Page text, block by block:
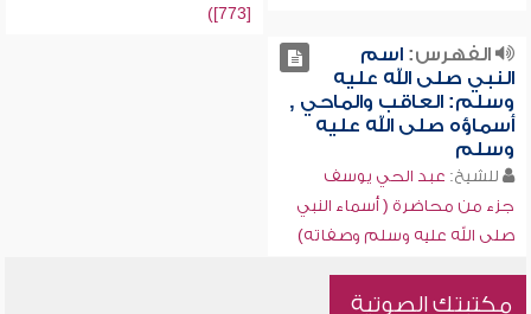
[773])
الفهرس:اسم
النبي صلى الله عليه
وسلم: العاقب والماحي ,
أسماؤه صلى الله عليه
وسلم
للشيخ: عبد الحي يوسف
جزء من محاضرة ( أسماء النبي
صلى الله عليه وسلم وصفاته)
مكتبتك الصوتية